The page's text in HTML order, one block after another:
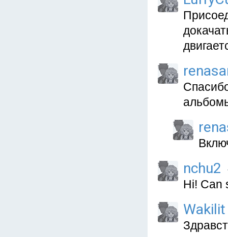
nchu2
Hi! Can
Wakilit